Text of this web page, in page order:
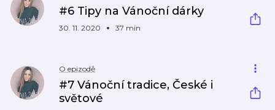
#6 Tipy na Vánoční dárky
30. 11. 2020 37 min
O epizodě
#7 Vánoční tradice, České i
světové